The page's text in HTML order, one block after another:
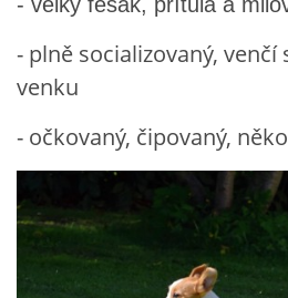
- plně socializovaný, venčí
venku
- očkovaný, čipovaný,